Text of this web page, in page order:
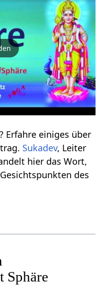
Sukadev, Leiter
hier das Wort,